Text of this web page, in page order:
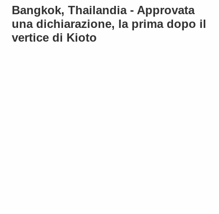
Bangkok, Thailandia - Approvata
una dichiarazione, la prima dopo il
vertice di Kioto